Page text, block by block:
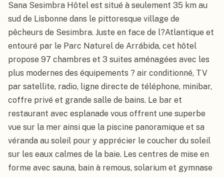
Sana Sesimbra Hôtel est situé à seulement 35 km au
sud de Lisbonne dans le pittoresque village de
pêcheurs de Sesimbra. Juste en face de l?Atlantique et
entouré par le Parc Naturel de Arrábida, cet hôtel
propose 97 chambres et 3 suites aménagées avec les
plus modernes des équipements ? air conditionné, TV
par satellite, radio, ligne directe de téléphone, minibar,
coffre privé et grande salle de bains. Le bar et
restaurant avec esplanade vous offrent une superbe
vue sur la mer ainsi que la piscine panoramique et sa
véranda au soleil pour y apprécier le coucher du soleil
sur les eaux calmes de la baie. Les centres de mise en
forme avec sauna, bain à remous, solarium et gymnase